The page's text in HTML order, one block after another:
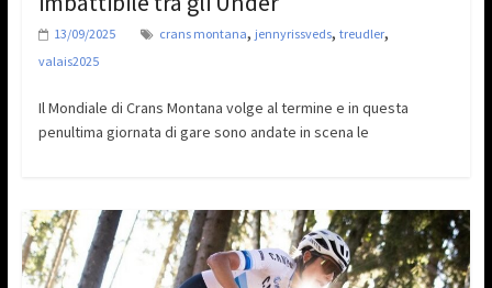
13/09/2025 crans montana, jennyrissveds, treudler,
valais2025
Il Mondiale di Crans Montana volge al termine e in questa
penultima giornata di gare sono andate in scena le